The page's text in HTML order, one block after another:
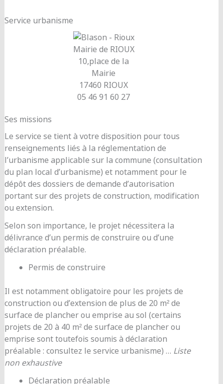
Service urbanisme
Mairie de RIOUX
10,place de la
Mairie
17460 RIOUX
05 46 91 60 27
Ses missions
Le service se tient à votre disposition pour tous
renseignements liés à la réglementation de
l’urbanisme applicable sur la commune (consultation
du plan local d’urbanisme) et notamment pour le
dépôt des dossiers de demande d’autorisation
portant sur des projets de construction, modification
ou extension.
Selon son importance, le projet nécessitera la
délivrance d’un permis de construire ou d’une
déclaration préalable.
Permis de construire
Il est notamment obligatoire pour les projets de
construction ou d’extension de plus de 20 m² de
surface de plancher ou emprise au sol (certains
projets de 20 à 40 m² de surface de plancher ou
emprise sont toutefois soumis à déclaration
préalable : consultez le service urbanisme) … Liste
non exhaustive
Déclaration préalable